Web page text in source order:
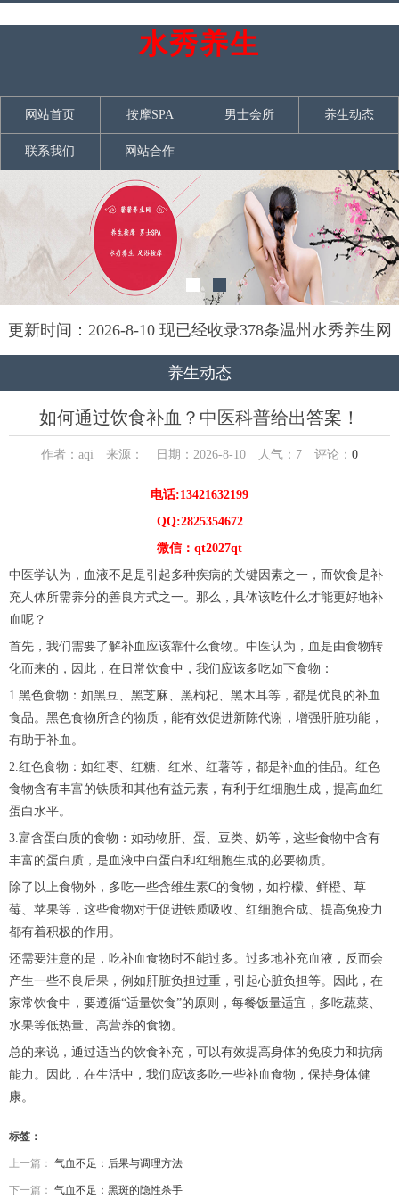
水秀养生
网站首页 按摩SPA 男士会所 养生动态
联系我们 网站合作
更新时间：2026-8-10 现已经收录378条温州水秀养生网
信息
养生动态
如何通过饮食补血？中医科普给出答案！
作者：aqi 来源： 日期：2026-8-10 人气： 7 评论： 0
电话:13421632199
QQ:2825354672
微信：qt2027qt
中医学认为，血液不足是引起多种疾病的关键因素之一，而饮食是补
充人体所需养分的善良方式之一。那么，具体该吃什么才能更好地补
血呢？
首先，我们需要了解补血应该靠什么食物。中医认为，血是由食物转
化而来的，因此，在日常饮食中，我们应该多吃如下食物：
1.黑色食物：如黑豆、黑芝麻、黑枸杞、黑木耳等，都是优良的补血
食品。黑色食物所含的物质，能有效促进新陈代谢，增强肝脏功能，
有助于补血。
2.红色食物：如红枣、红糖、红米、红薯等，都是补血的佳品。红色
食物含有丰富的铁质和其他有益元素，有利于红细胞生成，提高血红
蛋白水平。
3.富含蛋白质的食物：如动物肝、蛋、豆类、奶等，这些食物中含有
丰富的蛋白质，是血液中白蛋白和红细胞生成的必要物质。
除了以上食物外，多吃一些含维生素C的食物，如柠檬、鲜橙、草
莓、苹果等，这些食物对于促进铁质吸收、红细胞合成、提高免疫力
都有着积极的作用。
还需要注意的是，吃补血食物时不能过多。过多地补充血液，反而会
产生一些不良后果，例如肝脏负担过重，引起心脏负担等。因此，在
家常饮食中，要遵循“适量饮食”的原则，每餐饭量适宜，多吃蔬菜、
水果等低热量、高营养的食物。
总的来说，通过适当的饮食补充，可以有效提高身体的免疫力和抗病
能力。因此，在生活中，我们应该多吃一些补血食物，保持身体健
康。
标签：
上一篇： 气血不足：后果与调理方法
下一篇： 气血不足：黑斑的隐性杀手